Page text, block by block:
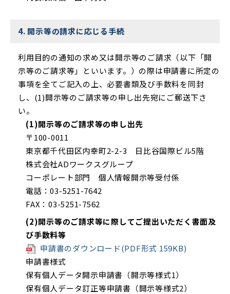
4. 開示等の請求に応じる手続
利用目的の通知の求め又は開示等のご請求（以下「開
示等のご請求等」といいます。）の際は申請書に所定の
事項を全てご記入の上、必要書類及び手数料を同封
し、(1)開示等のご請求等の申し出先宛にご郵送下さ
い。
(1)開示等のご請求等の申し出先
〒100-0011
東京都千代田区内幸町2-2-3 日比谷国際ビル5階
株式会社ADワークスグループ
コーポレート部門 個人情報開示等受付係
電話：03-5251-7642
FAX：03-5251-7562
(2)開示等のご請求等に際してご提出いただく書面及
び手数料等
申請書のダウンロード(PDF形式 159KB)
申請書様式
保有個人データ開示申請書（開示等様式1）
保有個人データ訂正等申請書（開示等様式2）